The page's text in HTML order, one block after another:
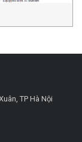
TP Hà Nội